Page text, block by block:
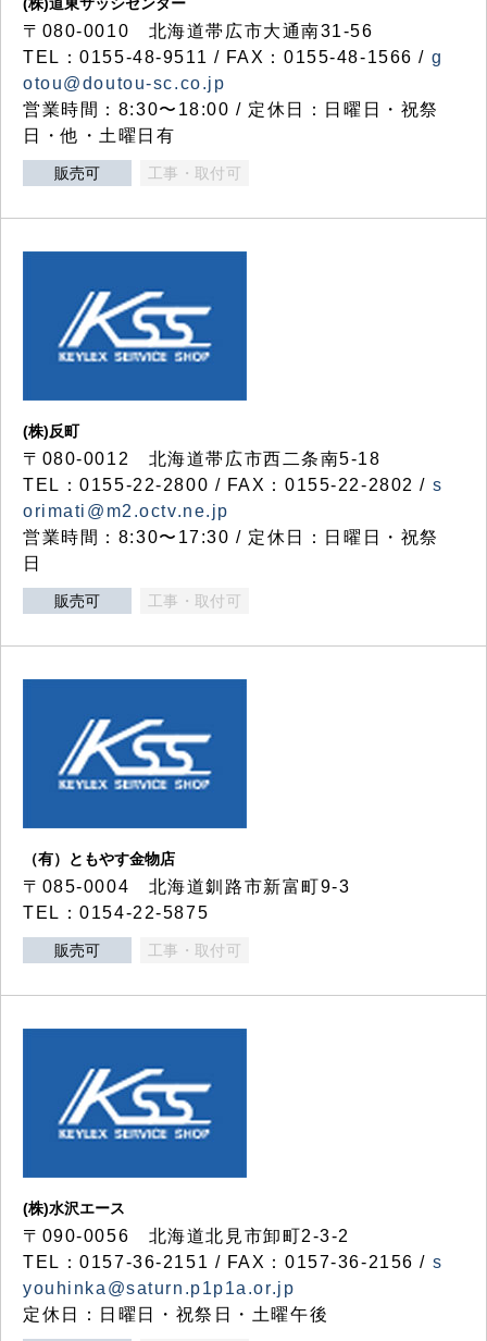
〒080-0010 北海道帯広市大通南31-56
TEL：0155-48-9511 / FAX：0155-48-1566 / g
otou@doutou-sc.co.jp
営業時間：8:30〜18:00 / 定休日：日曜日・祝祭
日・他・土曜日有
販売可 工事・取付可
(株)反町
〒080-0012 北海道帯広市西二条南5-18
TEL：0155-22-2800 / FAX：0155-22-2802 / s
orimati@m2.octv.ne.jp
営業時間：8:30〜17:30 / 定休日：日曜日・祝祭
日
販売可 工事・取付可
（有）ともやす金物店
〒085-0004 北海道釧路市新富町9-3
TEL：0154-22-5875
販売可 工事・取付可
(株)水沢エース
〒090-0056 北海道北見市卸町2-3-2
TEL：0157-36-2151 / FAX：0157-36-2156 / s
youhinka@saturn.p1p1a.or.jp
定休日：日曜日・祝祭日・土曜午後